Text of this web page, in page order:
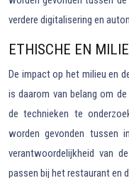
verdere digitalisering en
ETHISCHE EN
De impact op het milieu en
is daarom van belang om
de technieken te
worden gevonden tussen
verantwoordelijkheid van
passen bij het restaurant en